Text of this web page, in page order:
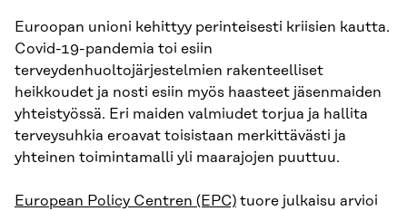
Euroopan unioni kehittyy perinteisesti kriisien kautta.
Covid-19-pandemia toi esiin
terveydenhuoltojärjestelmien rakenteelliset
heikkoudet ja nosti esiin myös haasteet jäsenmaiden
yhteistyössä. Eri maiden valmiudet torjua ja hallita
terveysuhkia eroavat toisistaan merkittävästi ja
yhteinen toimintamalli yli maarajojen puuttuu.
European Policy Centren (EPC) tuore julkaisu arvioi